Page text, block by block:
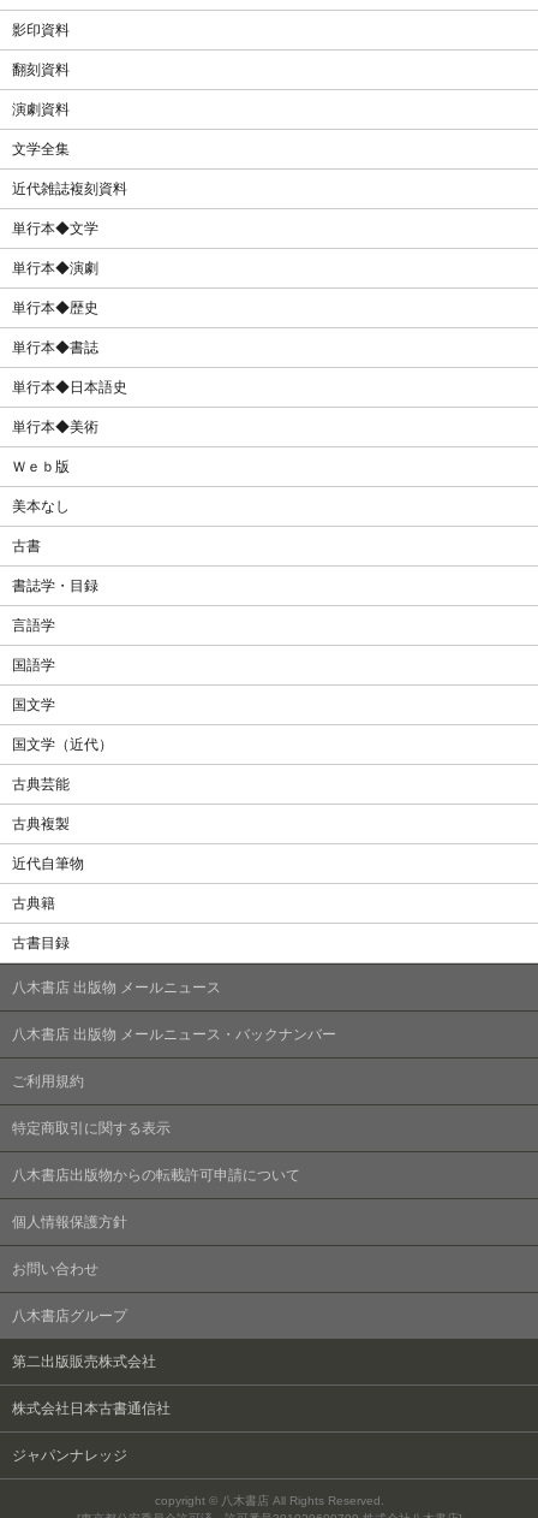
影印資料
翻刻資料
演劇資料
文学全集
近代雑誌複刻資料
単行本◆文学
単行本◆演劇
単行本◆歴史
単行本◆書誌
単行本◆日本語史
単行本◆美術
Ｗｅｂ版
美本なし
古書
書誌学・目録
言語学
国語学
国文学
国文学（近代）
古典芸能
古典複製
近代自筆物
古典籍
古書目録
八木書店 出版物 メールニュース
八木書店 出版物 メールニュース・バックナンバー
ご利用規約
特定商取引に関する表示
八木書店出版物からの転載許可申請について
個人情報保護方針
お問い合わせ
八木書店グループ
copyright © 八木書店 All Rights Reserved.
第二出版販売株式会社
株式会社日本古書通信社
ジャパンナレッジ